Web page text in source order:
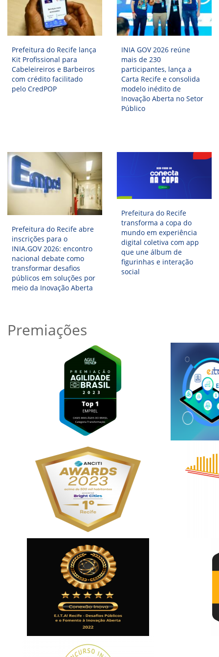
ORIENTAÇÕES TÉCNICAS
SEGURANÇA DA INFORMAÇÃO
RISI - FAQ (PERGUNTAS FREQUENTES)
CATÁLOGO DE SERVIÇOS DE TIC
PARECERES TÉCNICOS
ORIENTAÇÕES
MODELO
PARECERES TÉCNICOS EMITIDOS
PUBLICAÇÕES
PORTARIAS
CHAMAMENTOS PÚBLICOS
TERMOS
TRANSPARÊNCIA
Prefeitura do Recife lança
Kit Profissional para
Cabeleireiros e Barbeiros
com crédito facilitado
pelo CredPOP
INIA GOV 2026 reúne
mais de 230
participantes, lança a
Carta Recife e consolida
modelo inédito de
Inovação Aberta no Setor
Público
Prefeitura do Recife abre
inscrições para o
INIA.GOV 2026: encontro
nacional debate como
transformar desafios
públicos em soluções por
meio da Inovação Aberta
Prefeitura do Recife
transforma a copa do
mundo em experiência
digital coletiva com app
que une álbum de
figurinhas e interação
social
Premiações